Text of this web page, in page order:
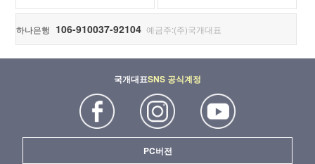
하나은행 106-910037-92104 예금주:(주)국개대표
국개대표SNS 공식계정
PC버전